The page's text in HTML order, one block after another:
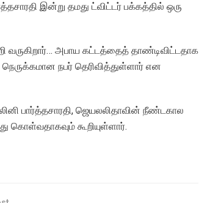
இன்று தமது ட்விட்டர் பக்கத்தில் ஒரு
வருகிறார்… அபாய கட்டத்தைத் தாண்டிவிட்டதாக
நபர் தெரிவித்துள்ளார் என
பார்த்தசாரதி, ஜெயலலிதாவின் நீண்டகால
கொள்வதாகவும் கூறியுள்ளார்.